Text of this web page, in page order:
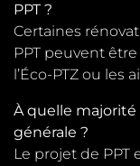
PPT ?
Certaines
PPT peuvent
l’Éco-PTZ ou les
À quelle majorité
générale ?
Le projet de PPT